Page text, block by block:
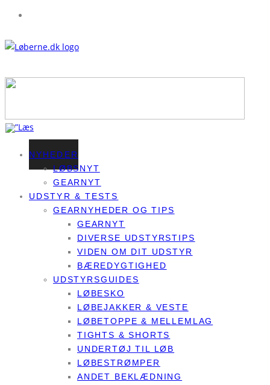
NYHEDER
LØBSNYT
GEARNYT
UDSTYR & TESTS
GEARNYHEDER OG TIPS
GEARNYT
DIVERSE UDSTYRSTIPS
VIDEN OM DIT UDSTYR
BÆREDYGTIGHED
UDSTYRSGUIDES
LØBESKO
LØBEJAKKER & VESTE
LØBETOPPE & MELLEMLAG
TIGHTS & SHORTS
UNDERTØJ TIL LØB
LØBESTRØMPER
ANDET BEKLÆDNING